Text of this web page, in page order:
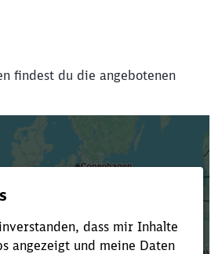
findest du die angebotenen